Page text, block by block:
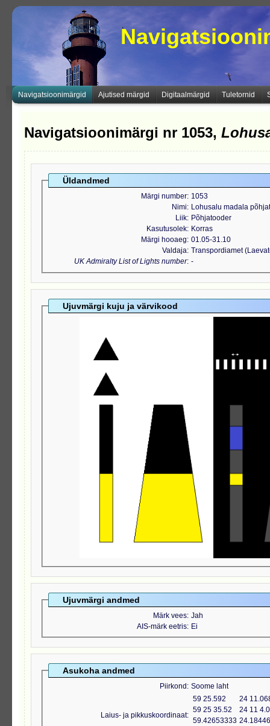
Navigatsioonimärgid Ajutised märgid Digitaalmärgid Tuletornid
Navigatsioonimärgi nr 1053,
Üldandmed
Märgi number 1053
Nimi
Lohusalu madala
Liik
Põhjatooder
Kasutusolek
Korras
Märgi hooaeg 01.05-31.10
Valdaja Transpordiamet
UK Admiralty List of Lights number -
Ujuvmärgi kuju ja värvikood
Ujuvmärgi andmed
Märk vees Jah
AIS-märk eetris Ei
Asukoha andmed
Piirkond Soome laht
Laius- ja pikkuskoordinaat
59 25.592
24
59 25 35.52
24 11
59.42653333